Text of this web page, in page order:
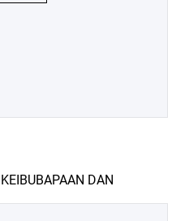
DAN